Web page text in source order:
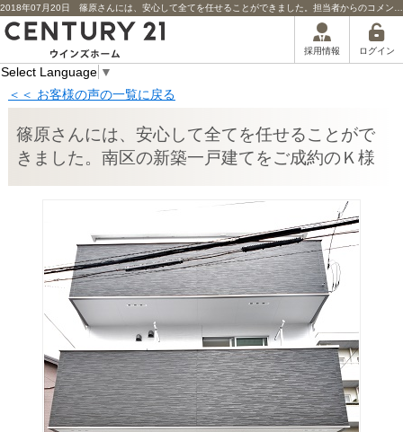
採用情報 ログイン
Select Language ▼
＜＜ お客様の声の一覧に戻る
篠原さんには、安心して全てを任せることがで
きました。南区の新築一戸建てをご成約のＫ様